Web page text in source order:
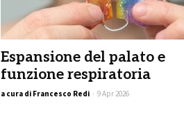
Espansione del palato e
funzione respiratoria
a cura di Francesco Redi - 9 Apr 2026